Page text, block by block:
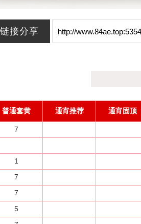
普通套黄 通宵推荐 通宵固顶
7
1
7
7
5